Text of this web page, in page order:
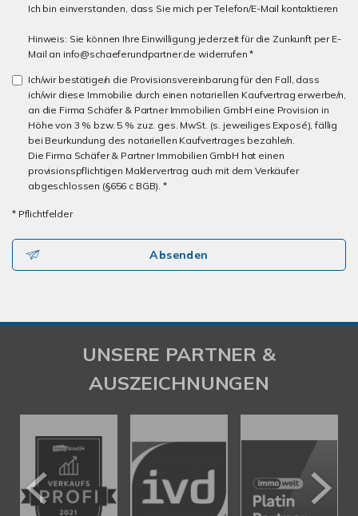
Ich bin einverstanden, dass Sie mich per Telefon/E-Mail kontaktieren
Hinweis: Sie können Ihre Einwilligung jederzeit für die Zunkunft per E-
Mail an info@schaeferundpartner.de widerrufen *
Ich/wir bestätige/n die Provisionsvereinbarung für den Fall, dass
ich/wir diese Immobilie durch einen notariellen Kaufvertrag erwerbe/n,
an die Firma Schäfer & Partner Immobilien GmbH eine Provision in
Höhe von 3 % bzw. 5 % zuz. ges. MwSt. (s. jeweiliges Exposé), fällig
bei Beurkundung des notariellen Kaufvertrages bezahle/n.
Die Firma Schäfer & Partner Immobilien GmbH hat einen
provisionspflichtigen Maklervertrag auch mit dem Verkäufer
abgeschlossen (§656 c BGB). *
* Pflichtfelder
Absenden
UNSERE PARTNER &
AUSZEICHNUNGEN